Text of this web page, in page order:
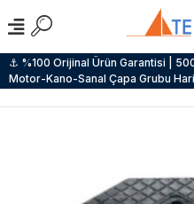
⚓ %100 Orijinal Ürün Garantisi |
Motor-Kano-Sanal Çapa Grubu